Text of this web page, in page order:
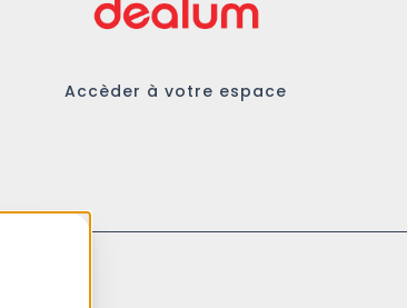
Accèder à votre espace